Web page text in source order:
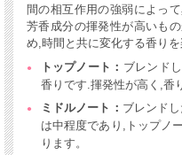
間の相互作用の強弱によっ
芳香成分の揮発性が高いも
め,時間と共に変化する香り
トップノート： ブレンド
香りです.揮発性が高く,香
ミドルノート： ブレンド
は中程度であり,トップノ
ります。